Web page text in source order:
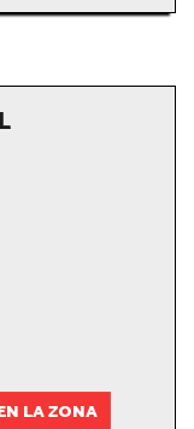
LA ZONA